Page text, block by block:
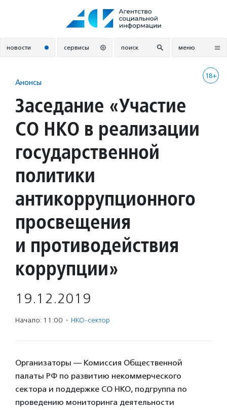
новости сервисы поиск меню
18+
Анонсы
Заседание «Участие
СО НКО в реализации
государственной
политики
антикоррупционного
просвещения
и противодействия
коррупции»
19.12.2019
Начало: 11:00 · НКО-сектор
Организаторы — Комиссия Общественной
палаты РФ по развитию некоммерческого
сектора и поддержке СО НКО, подгруппа по
проведению мониторинга деятельности